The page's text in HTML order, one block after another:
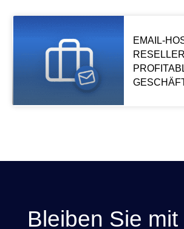
EMAIL-
Bleiben Sie mit